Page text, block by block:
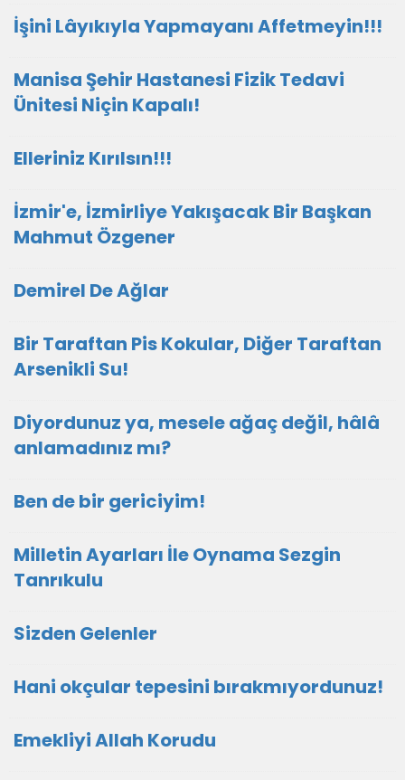
İşini Lâyıkıyla Yapmayanı Affetmeyin!!!
Manisa Şehir Hastanesi Fizik Tedavi
Ünitesi Niçin Kapalı!
Elleriniz Kırılsın!!!
İzmir'e, İzmirliye Yakışacak Bir Başkan
Mahmut Özgener
Demirel De Ağlar
Bir Taraftan Pis Kokular, Diğer Taraftan
Arsenikli Su!
Diyordunuz ya, mesele ağaç değil, hâlâ
anlamadınız mı?
Ben de bir gericiyim!
Milletin Ayarları İle Oynama Sezgin
Tanrıkulu
Sizden Gelenler
Hani okçular tepesini bırakmıyordunuz!
Emekliyi Allah Korudu